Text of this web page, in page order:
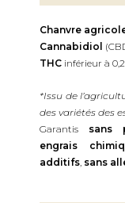
Chanvre
Cannabidiol
THC inférieur à
*Issu de
des variétés des
Garantis sans
engrais
additifs, sans